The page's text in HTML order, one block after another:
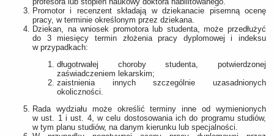
Promotor i recenzent składają w dziekanacie pisemną ocenę
pracy, w terminie określonym przez dziekana.
Dziekan, na wniosek promotora lub studenta, może przedłużyć
do 3 miesięcy termin złożenia pracy dyplomowej i indeksu
w przypadkach:
długotrwałej choroby studenta, potwierdzonej
zaświadczeniem lekarskim;
zaistnienia innych szczególnie uzasadnionych
okoliczności.
Rada wydziału może określić terminy inne od wymienionych
w ust. 1 i ust. 4, w celu dostosowania ich do programu studiów,
w tym planu studiów, na danym kierunku lub specjalności.